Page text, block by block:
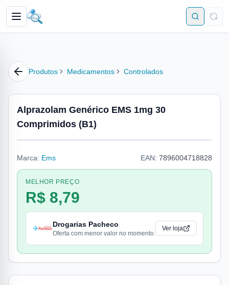
Produtos Medicamentos Controlados
Alprazolam Genérico EMS 1mg 30
Comprimidos (B1)
Marca: Ems EAN: 7896004718828
MELHOR PREÇO
R$ 8,79
Drogarias Pacheco
Oferta com menor valor no momento
Ver loja